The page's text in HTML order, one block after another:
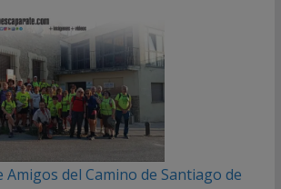
Amigos del Camino de Santiago de